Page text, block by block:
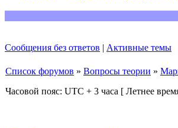
Сообщения без ответов | Активные темы
Список форумов » Вопросы теории »
Часовой пояс: UTC + 3 часа [ Летнее